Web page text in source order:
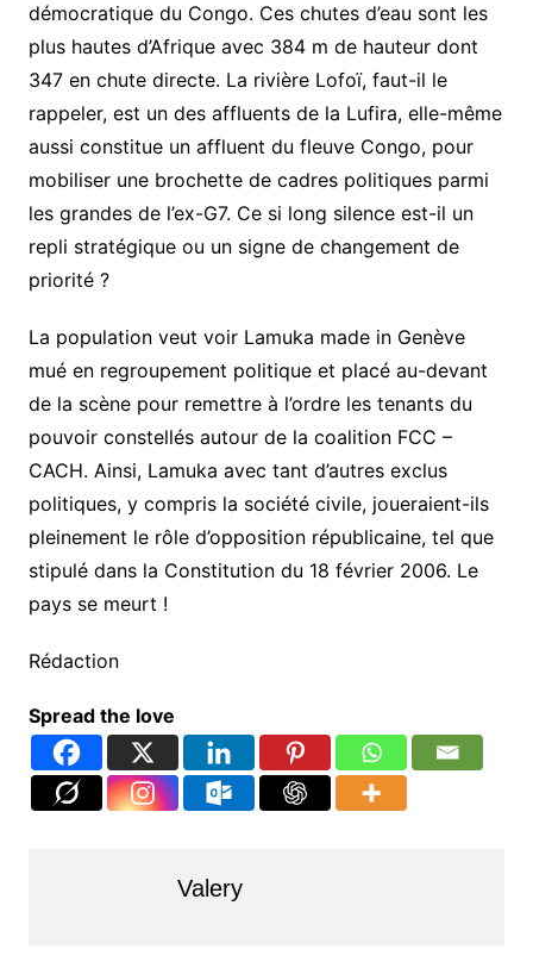
démocratique du Congo. Ces chutes d’eau sont les
plus hautes d’Afrique avec 384 m de hauteur dont
347 en chute directe. La rivière Lofoï, faut-il le
rappeler, est un des affluents de la Lufira, elle-même
aussi constitue un affluent du fleuve Congo, pour
mobiliser une brochette de cadres politiques parmi
les grandes de l’ex-G7. Ce si long silence est-il un
repli stratégique ou un signe de changement de
priorité ?
La population veut voir Lamuka made in Genève
mué en regroupement politique et placé au-devant
de la scène pour remettre à l’ordre les tenants du
pouvoir constellés autour de la coalition FCC –
CACH. Ainsi, Lamuka avec tant d’autres exclus
politiques, y compris la société civile, joueraient-ils
pleinement le rôle d’opposition républicaine, tel que
stipulé dans la Constitution du 18 février 2006. Le
pays se meurt !
Rédaction
Spread the love
Valery